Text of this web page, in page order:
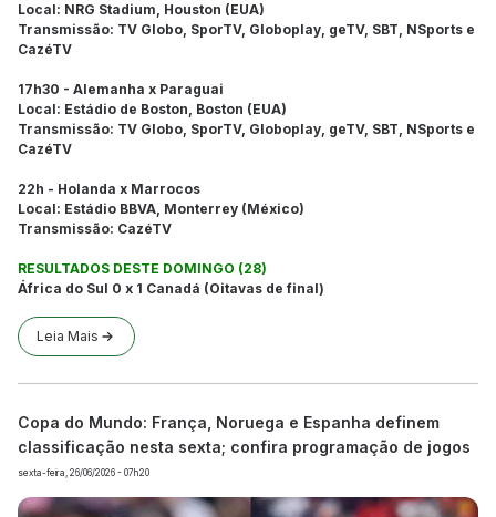
Local: NRG Stadium, Houston (EUA)
Transmissão: TV Globo, SporTV, Globoplay, geTV, SBT, NSports e
CazéTV
17h30 - Alemanha x Paraguai
Local: Estádio de Boston, Boston (EUA)
Transmissão: TV Globo, SporTV, Globoplay, geTV, SBT, NSports e
CazéTV
22h - Holanda x Marrocos
Local: Estádio BBVA, Monterrey (México)
Transmissão: CazéTV
RESULTADOS DESTE DOMINGO (28)
África do Sul 0 x 1 Canadá (Oitavas de final)
Leia Mais
Copa do Mundo: França, Noruega e Espanha definem
classificação nesta sexta; confira programação de jogos
sexta-feira, 26/06/2026 - 07h20